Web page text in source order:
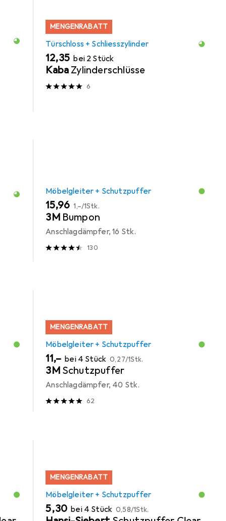
MENGENRABATT
Türschloss + Schliesszylinder
EUR
12,35 bei 2 Stück
Kaba Zylinderschlüsse
6
Möbelgleiter + Schutzpuffer
EUR
15,96 EUR
1,–/1Stk.
3M Bumpon
Anschlagdämpfer, 16 Stk.
130
MENGENRABATT
Möbelgleiter + Schutzpuffer
EUR
11,– bei 4 Stück EUR
0,27/1Stk.
3M Schutzpuffer
Anschlagdämpfer, 40 Stk.
62
MENGENRABATT
Möbelgleiter + Schutzpuffer
EUR
5,30 bei 4 Stück EUR
0,58/1Stk.